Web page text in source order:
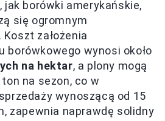
jak borówki amerykańskie,
się ogromnym
założenia
borówkowego wynosi około
na hektar, a plony mogą
na sezon, co w
wynoszącą od 15
zapewnia naprawdę solidny